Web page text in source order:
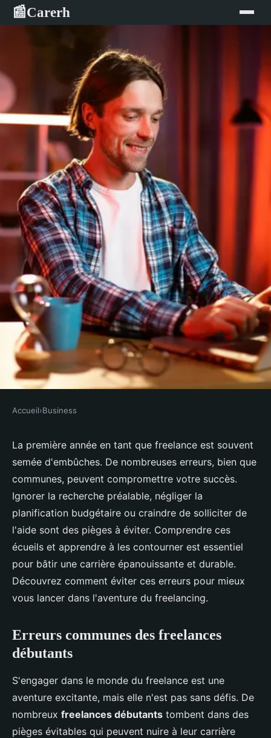
📰Carerh
Les erreurs à éviter pour un
freelance en première année
Olivia•19 novembre 2024•6 min de lecture
Accueil›Business
La première année en tant que freelance est souvent
semée d'embûches. De nombreuses erreurs, bien que
communes, peuvent compromettre votre succès.
Ignorer la recherche préalable, négliger la
planification budgétaire ou craindre de solliciter de
l'aide sont des pièges à éviter. Comprendre ces
écueils et apprendre à les contourner est essentiel
pour bâtir une carrière épanouissante et durable.
Découvrez comment éviter ces erreurs pour mieux
vous lancer dans l'aventure du freelancing.
Erreurs communes des freelances
débutants
S'engager dans le monde du freelance est une
aventure excitante, mais elle n'est pas sans défis. De
nombreux freelances débutants tombent dans des
pièges évitables qui peuvent nuire à leur carrière